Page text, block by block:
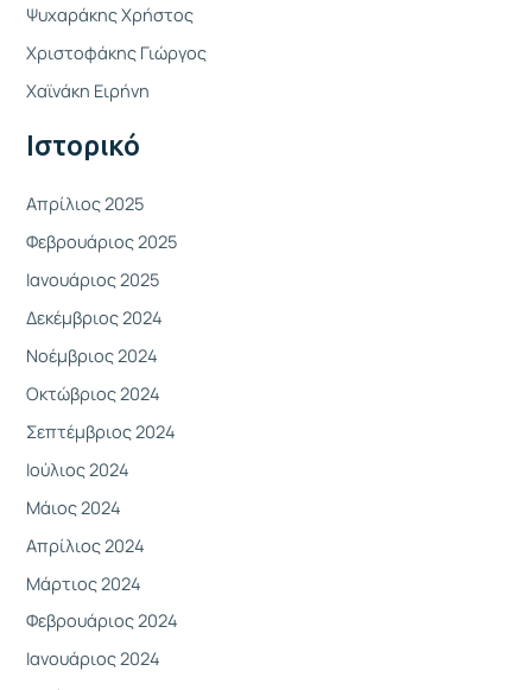
η
σ
η
ι
Ψυχαράκης Χρήστος
Χριστοφάκης Γιώργος
Χαϊνάκη Ειρήνη
Ιστορικό
Απρίλιος 2025
Φεβρουάριος 2025
Ιανουάριος 2025
Δεκέμβριος 2024
Νοέμβριος 2024
Οκτώβριος 2024
Σεπτέμβριος 2024
Ιούλιος 2024
Μάιος 2024
Απρίλιος 2024
Μάρτιος 2024
Φεβρουάριος 2024
Ιανουάριος 2024